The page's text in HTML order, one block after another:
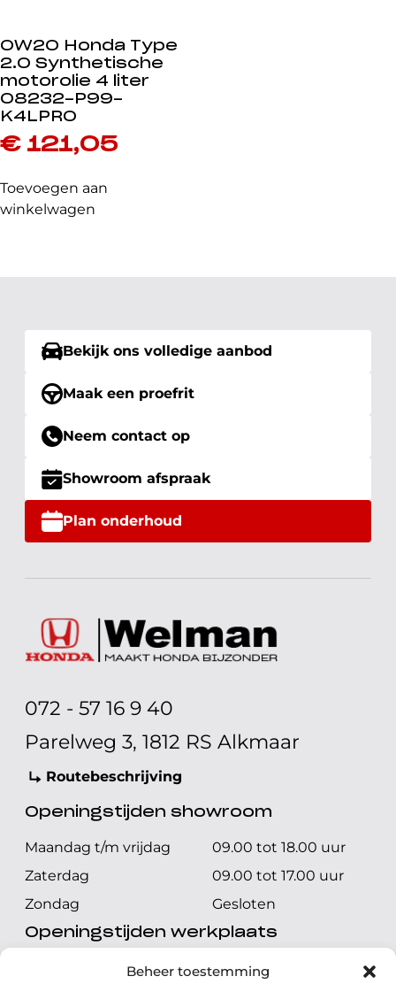
Beheer toestemming
0W20 Honda Type
2.0 Synthetische
motorolie 4 liter
08232-P99-
K4LPRO
€121,05
Toevoegen aan
winkelwagen
Bekijk ons volledige aanbod
Maak een proefrit
Neem contact op
Showroom afspraak
Plan onderhoud
072 - 57 16 9 40
Parelweg 3, 1812 RS Alkmaar
Routebeschrijving
Openingstijden showroom
Maandag t/m vrijdag
09.00 tot 18.00 uur
Zaterdag
09.00 tot 17.00 uur
Zondag
Gesloten
Openingstijden werkplaats
Maandag t/m vrijdag 08.00 tot 17.00 uur